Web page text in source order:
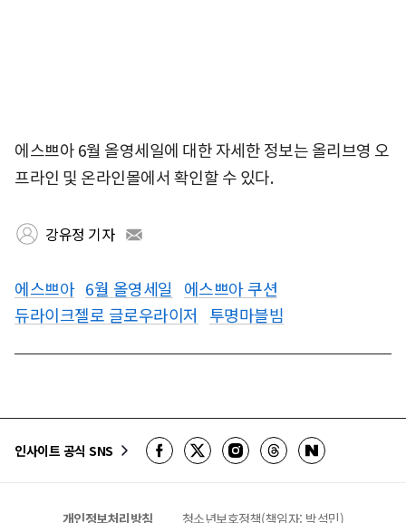
에스쁘아 6월 올영세일에 대한 자세한 정보는 올리브영 오
프라인 및 온라인몰에서 확인할 수 있다.
강유정 기자
에스쁘아 6월 올영세일
에스쁘아 쿠션
듀라이크젤로 글로우라이저
투명마블빔
인사이트 공식 SNS
개인정보처리방침 청소년보호정책(책임자: 박석민)